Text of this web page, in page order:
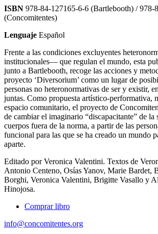
ISBN 978-84-127165-6-6 (Bartlebooth) / 978-
(Concomitentes)
Lenguaje Español
Frente a las condiciones excluyentes
institucionales— que regulan el mundo, esta
junto a Bartlebooth, recoge las acciones y
proyecto ‘Diversorium’ como un lugar de
personas no heteronormativas de ser y existir,
juntas. Como propuesta artístico-performativa,
espacio comunitario, el proyecto de
de cambiar el imaginario “discapacitante” de la
cuerpos fuera de la norma, a partir de las
funcional para las que se ha creado un mundo
aparte.
Editado por Veronica Valentini. Textos de
Antonio Centeno, Osías Yanov, Marie Bardet,
Borghi, Veronica Valentini, Brigitte Vasallo y
Hinojosa.
Comprar libro
info@concomitentes.org